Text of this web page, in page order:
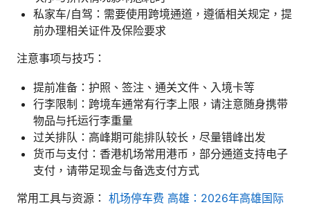
私家车/自驾：需要使用跨境通道，遵循相关规定，提
前办理相关证件及保险要求
注意事项与技巧：
提前准备：护照、签注、通关文件、入境卡等
行李限制：跨境车通常有行李上限，请注意随身携带
物品与托运行李重量
过关排队：高峰期可能排队较长，尽量错峰出发
货币与支付：香港机场常用港币，部分通道支持电子
支付，请带足现金与备选支付方式
常用工具与资源： 机场停车费 高雄：2026年高雄国际